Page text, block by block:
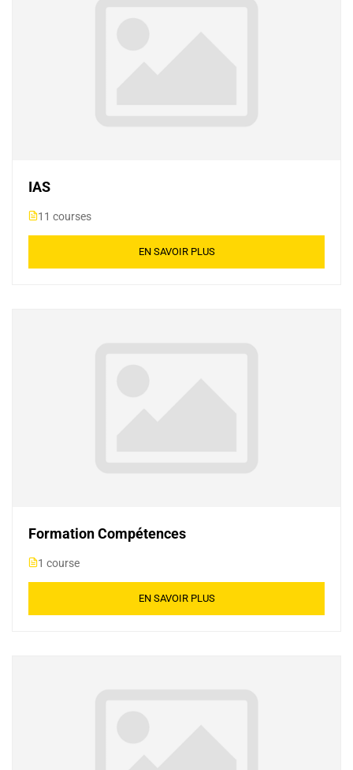
IAS
11 courses
EN SAVOIR PLUS
Formation Compétences
1 course
EN SAVOIR PLUS